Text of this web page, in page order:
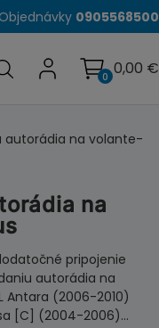
Objednávky 0905568500
0 0,00 €
autorádia na volante-
na
pripojenie
autorádia na
Antara (2006-2010)
[C] (2004-2006)…